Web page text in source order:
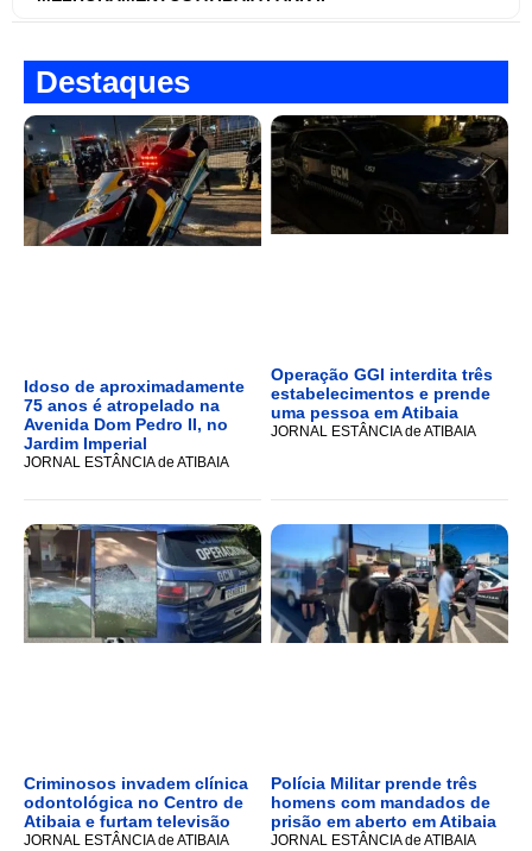
Destaques
Idoso de aproximadamente
75 anos é atropelado na
Avenida Dom Pedro II, no
Jardim Imperial
JORNAL ESTÂNCIA de ATIBAIA
Operação GGI interdita três
estabelecimentos e prende
uma pessoa em Atibaia
JORNAL ESTÂNCIA de ATIBAIA
Criminosos invadem clínica
odontológica no Centro de
Atibaia e furtam televisão
JORNAL ESTÂNCIA de ATIBAIA
Polícia Militar prende três
homens com mandados de
prisão em aberto em Atibaia
JORNAL ESTÂNCIA de ATIBAIA